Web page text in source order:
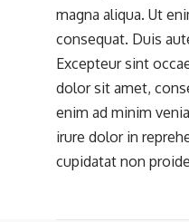
magna aliqua. Ut
consequat. Duis
Excepteur sint
dolor sit amet,
enim ad minim
irure dolor in
cupidatat non